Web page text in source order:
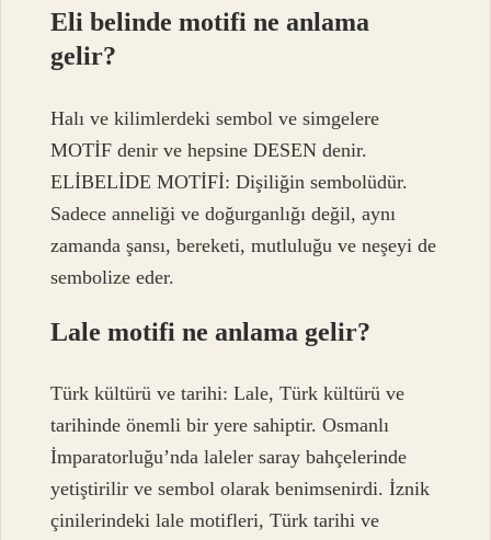
Eli belinde motifi ne anlama
gelir?
Halı ve kilimlerdeki sembol ve simgelere
MOTİF denir ve hepsine DESEN denir.
ELİBELİDE MOTİFİ: Dişiliğin sembolüdür.
Sadece anneliği ve doğurganlığı değil, aynı
zamanda şansı, bereketi, mutluluğu ve neşeyi de
sembolize eder.
Lale motifi ne anlama gelir?
Türk kültürü ve tarihi: Lale, Türk kültürü ve
tarihinde önemli bir yere sahiptir. Osmanlı
İmparatorluğu’nda laleler saray bahçelerinde
yetiştirilir ve sembol olarak benimsenirdi. İznik
çinilerindeki lale motifleri, Türk tarihi ve